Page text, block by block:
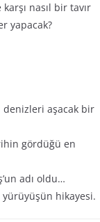
nasıl bir tavır
yapacak?
denizleri aşacak bir
gördüğü en
adı oldu…
hikayesi.